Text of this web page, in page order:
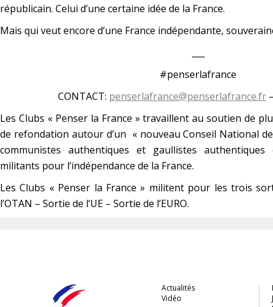
républicain. Celui d’une certaine idée de la France.
Mais qui veut encore d’une France indépendante,
#penserlafrance
CONTACT: penserlafrance@penserlafrance.fr
Les Clubs « Penser la France » travaillent au soutien de
de refondation autour d’un « nouveau Conseil National
communistes authentiques et gaullistes
militants pour l’indépendance de la France.
Les Clubs « Penser la France » militent pour les trois
l’OTAN – Sortie de l’UE – Sortie de l’EURO.
Actualités
Vidéo